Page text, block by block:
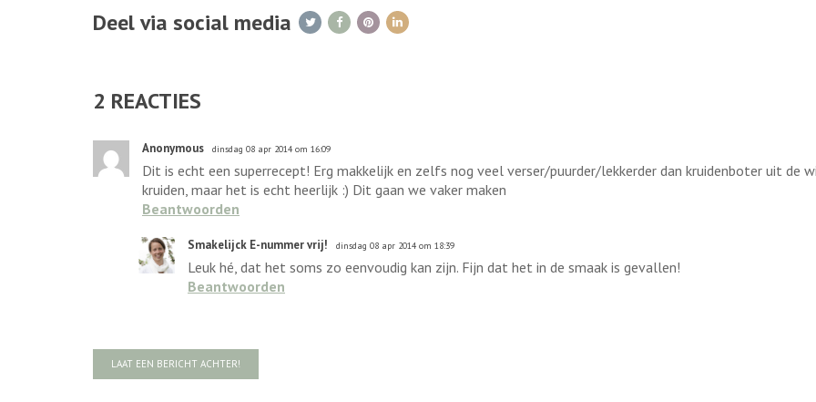
Deel via social media
2 REACTIES
Anonymous dinsdag 08 apr 2014 om 16:09
Dit is echt een superrecept! Erg makkelijk en zelfs nog veel verser/puurder/lekkerder dan kruidenboter uit de
kruiden, maar het is echt heerlijk :) Dit gaan we vaker maken
Beantwoorden
Smakelijck E-nummer vrij! dinsdag 08 apr 2014 om 18:39
Leuk hé, dat het soms zo eenvoudig kan zijn. Fijn dat het in de smaak is gevallen!
Beantwoorden
LAAT EEN BERICHT ACHTER!